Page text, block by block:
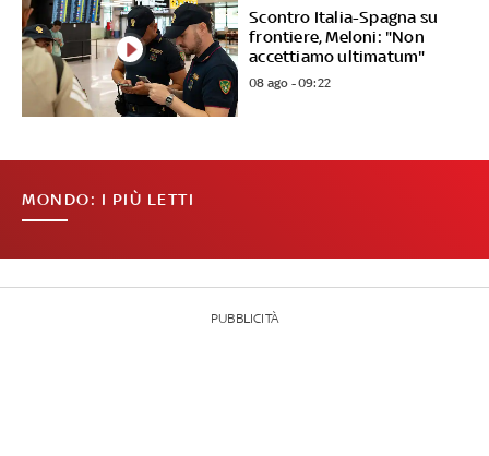
Scontro Italia-Spagna su
frontiere, Meloni: "Non
accettiamo ultimatum"
08 ago - 09:22
MONDO: I PIÙ LETTI
PUBBLICITÀ